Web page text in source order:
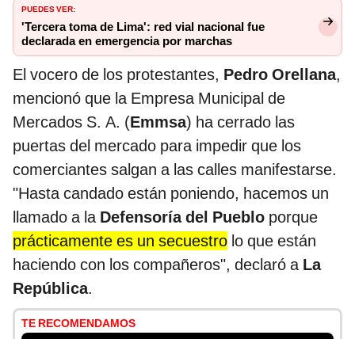
PUEDES VER:
'Tercera toma de Lima': red vial nacional fue
declarada en emergencia por marchas
El vocero de los protestantes, Pedro Orellana,
mencionó que la Empresa Municipal de
Mercados S. A. (Emmsa) ha cerrado las
puertas del mercado para impedir que los
comerciantes salgan a las calles manifestarse.
"Hasta candado están poniendo, hacemos un
llamado a la Defensoría del Pueblo porque
prácticamente es un secuestro lo que están
haciendo con los compañeros", declaró a La
República.
TE RECOMENDAMOS